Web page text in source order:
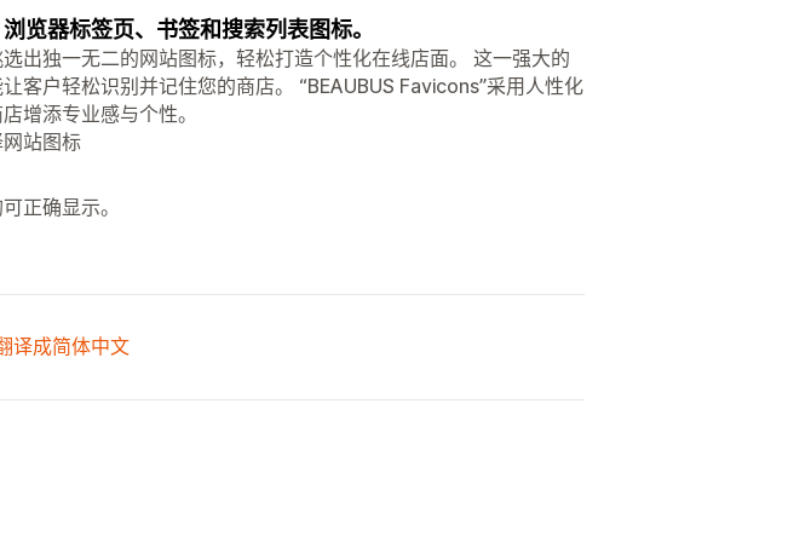
览器标签页、书签和搜索列表图标。
出独一无二的网站图标，轻松打造个性化在线店面。 这一强大的
客户轻松识别并记住您的商店。 “BEAUBUS Favicons”采用人性化
增添专业感与个性。
站图标
正确显示。
译成简体中文